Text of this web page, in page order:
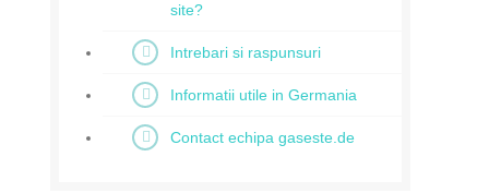
site?
Intrebari si raspunsuri
Informatii utile in Germania
Contact echipa gaseste.de